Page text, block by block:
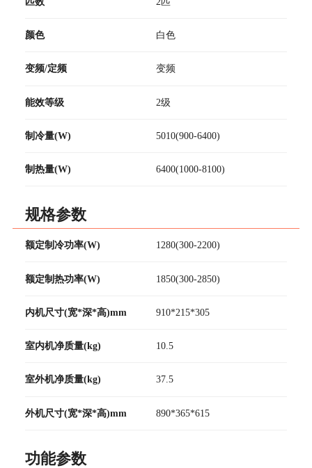
颜色 白色
变频/定频 变频
能效等级 2级
制冷量(W) 5010(900-6400)
制热量(W) 6400(1000-8100)
规格参数
额定制冷功率(W) 1280(300-2200)
额定制热功率(W) 1850(300-2850)
内机尺寸(宽*深*高)mm 910*215*305
室内机净质量(kg) 10.5
室外机净质量(kg) 37.5
外机尺寸(宽*深*高)mm 890*365*615
功能参数